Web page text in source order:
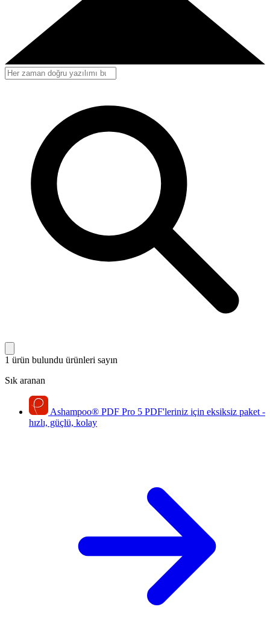
1 ürün bulundu ürünleri sayın
Sık aranan
Ashampoo® PDF Pro 5 PDF'leriniz için eksiksiz paket -
hızlı, güçlü, kolay